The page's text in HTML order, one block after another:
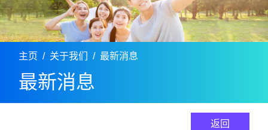
主页 关于我们 最新消息
最新消息
返回